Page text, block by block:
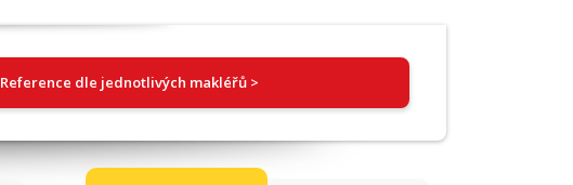
Reference dle jednotlivých makléřů >